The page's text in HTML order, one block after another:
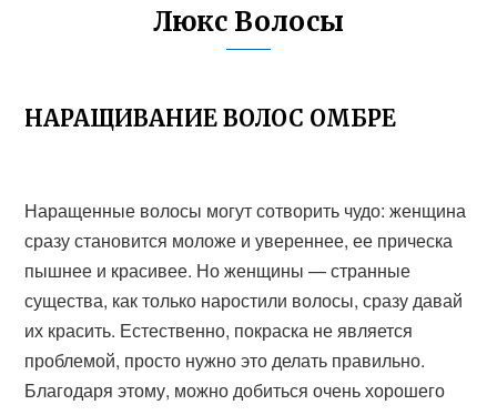
Люкс Волосы
НАРАЩИВАНИЕ ВОЛОС ОМБРЕ
Наращенные волосы могут сотворить чудо: женщина
сразу становится моложе и увереннее, ее прическа
пышнее и красивее. Но женщины — странные
существа, как только наростили волосы, сразу давай
их красить. Естественно, покраска не является
проблемой, просто нужно это делать правильно.
Благодаря этому, можно добиться очень хорошего